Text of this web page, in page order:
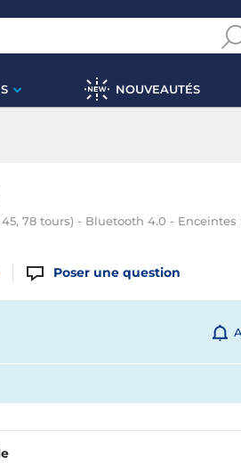
NOUVEAUTÉS
78 tours) - Bluetooth 4.0 -
Poser une question